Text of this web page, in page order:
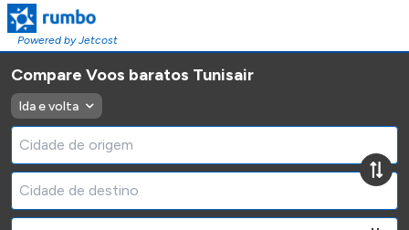
Powered by Jetcost
Compare Voos baratos Tunisair
Ida e volta